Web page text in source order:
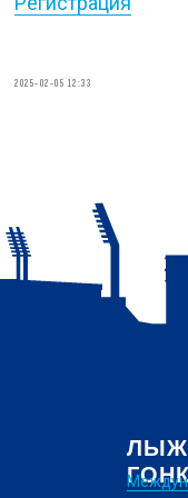
2025-02-05 12:33